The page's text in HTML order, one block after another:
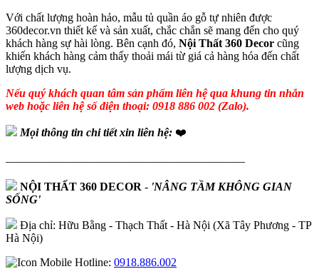
Với chất lượng hoàn hảo, mẫu tủ quần áo gỗ tự nhiên được
360decor.vn thiết kế và sản xuất, chắc chắn sẽ mang đến cho quý
khách hàng sự hài lòng. Bên cạnh đó, Nội Thất 360 Decor cũng
khiến khách hàng cảm thấy thoải mái từ giá cả hàng hóa đến chất
lượng dịch vụ.
Nếu quý khách quan tâm sản phẩm liên hệ qua khung tin nhắn
web hoặc liên hệ số điện thoại: 0918 886 002 (Zalo).
Mọi thông tin chi tiết xin liên hệ: ❤️
—————————————————————
NỘI THẤT 360 DECOR - 'NÂNG TẦM KHÔNG GIAN
SỐNG'
Địa chỉ: Hữu Bằng - Thạch Thất - Hà Nội (Xã Tây Phương - TP
Hà Nội)
Hotline: 0918.886.002